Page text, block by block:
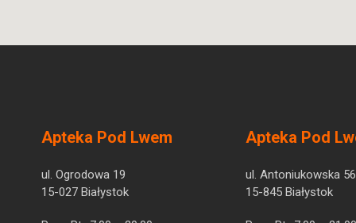
Apteka Pod Lwem
ul. Ogrodowa 19
15-027 Białystok
Apteka Pod
ul. Antoniukowska 56
15-845 Białystok